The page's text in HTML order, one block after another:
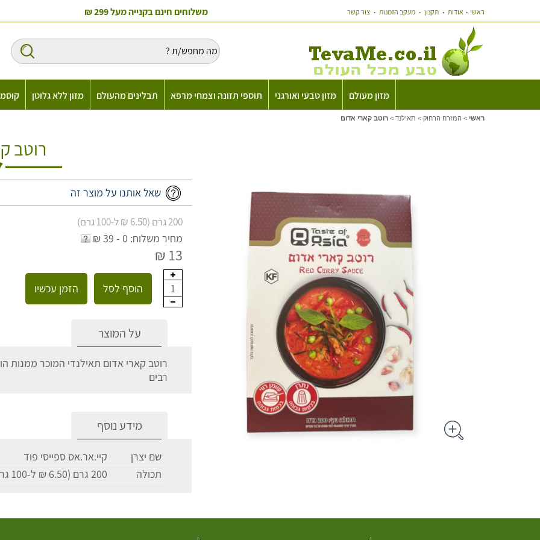
ראשי אודות תקנון מעקב הזמנות צור קשר משלוחים חינם בקנייה מעל 299 ₪
מזון מעולם מזון טבעי ואורגני תוספי תזונה וצמחי מרפא תבלינים מהעולם מזון ללא גלוטן
ראשי > המזרח הרחוק > תאילנד > רוטב קארי אדום
רוטב
שאל אותנו על מוצר זה
200 גרם (6.50 ₪ ל-100 גרם)
מחיר משלוח: 0 - 39 ₪
13 ₪
1 הוסף לסל הזמן עכשיו
על המוצר
רוטב קארי אדום תאילנדי המוכר ממנות
רבים
מידע נוסף
שם יצרן
קיי.אר.אס ספייסי פוד
תכולה
200 גרם (6.50 ₪ ל-100 גרם)